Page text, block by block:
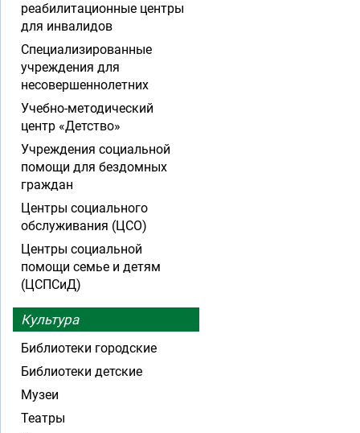
реабилитационные центры
для инвалидов
Специализированные
учреждения для
несовершеннолетних
Учебно-методический
центр «Детство»
Учреждения социальной
помощи для бездомных
граждан
Центры социального
обслуживания (ЦСО)
Центры социальной
помощи семье и детям
(ЦСПСиД)
Культура
Библиотеки городские
Библиотеки детские
Музеи
Театры